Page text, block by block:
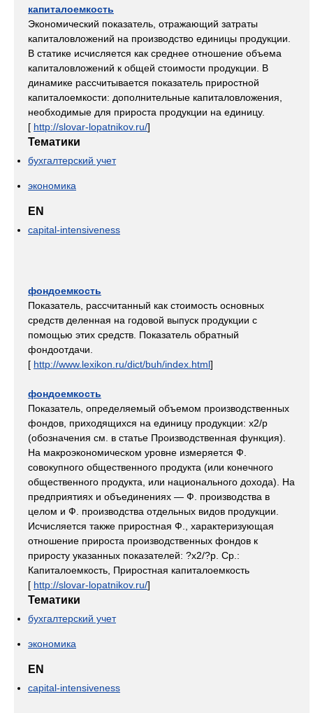
капиталоемкость
Экономический показатель, отражающий затраты
капиталовложений на производство единицы продукции.
В статике исчисляется как среднее отношение объема
капиталовложений к общей стоимости продукции. В
динамике рассчитывается показатель приростной
капиталоемкости: дополнительные капиталовложения,
необходимые для прироста продукции на единицу.
[ http://slovar-lopatnikov.ru/]
Тематики
бухгалтерский учет
экономика
EN
capital-intensiveness
фондоемкость
Показатель, рассчитанный как стоимость основных
средств деленная на годовой выпуск продукции с
помощью этих средств. Показатель обратный
фондоотдачи.
[ http://www.lexikon.ru/dict/buh/index.html]
фондоемкость
Показатель, определяемый объемом производственных
фондов, приходящихся на единицу продукции: x2/p
(обозначения см. в статье Производственная функция).
На макроэкономическом уровне измеряется Ф.
совокупного общественного продукта (или конечного
общественного продукта, или национального дохода). На
предприятиях и объединениях — Ф. производства в
целом и Ф. производства отдельных видов продукции.
Исчисляется также приростная Ф., характеризующая
отношение прироста производственных фондов к
приросту указанных показателей: ?x2/?p. Ср.:
Капиталоемкость, Приростная капиталоемкость
[ http://slovar-lopatnikov.ru/]
Тематики
бухгалтерский учет
экономика
EN
capital-intensiveness